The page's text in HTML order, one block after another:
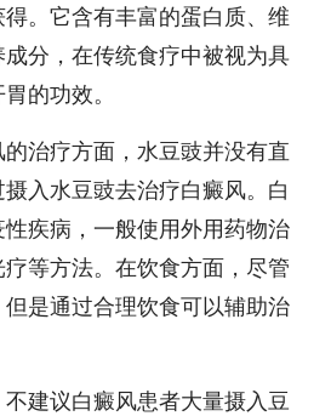
。它含有丰富的蛋白质、维
分，在传统食疗中被视为具
的功效。
治疗方面，水豆豉并没有直
入水豆豉去治疗白癜风。白
疾病，一般使用外用药物治
等方法。在饮食方面，尽管
是通过合理饮食可以辅助治
建议白癜风患者大量摄入豆